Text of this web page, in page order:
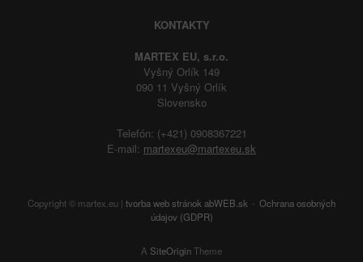
KONTAKTY
MARTEX EU, s.r.o.
Vyšný Orlík 149
090 11 Vyšný Orlík
Slovensko
Telefón: (+421) 0908367221
E-mail: martexeu@martexeu.sk
Copyright © martex.eu | tvorba web stránokabWEB.sk
Ochrana osobných
údajov (GDPR)
A SiteOriginTheme